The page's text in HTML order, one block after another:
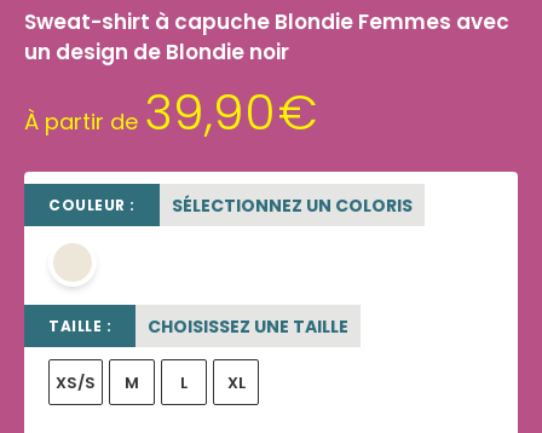
Sweat-shirt à capuche Blondie Femmes avec
un design de Blondie noir
À partir de 39,90€
COULEUR : SÉLECTIONNEZ UN COLORIS
TAILLE : CHOISISSEZ UNE TAILLE
XS/S M L XL